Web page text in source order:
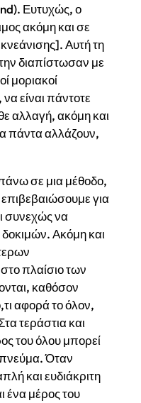
Ευτυχώς, ο
ακόμη και σε
Αυτή τη
διαπίστωσαν με
μοριακοί
είναι πάντοτε
αλλαγή, ακόμη και
πάντα αλλάζουν,
σε μια μέθοδο,
για
συνεχώς να
δοκιμών. Ακόμη και
πλαίσιο των
καθόσον
αφορά το όλον,
τεράστια και
του όλου μπορεί
Όταν
και ευδιάκριτη
ένα μέρος του